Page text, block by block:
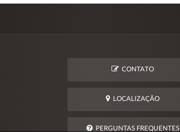
CONTATO
LOCALIZAÇÃO
PERGUNTAS FREQUENTES